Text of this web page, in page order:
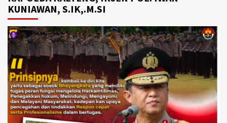
KUNIAWAN, S.IK,.M.SI